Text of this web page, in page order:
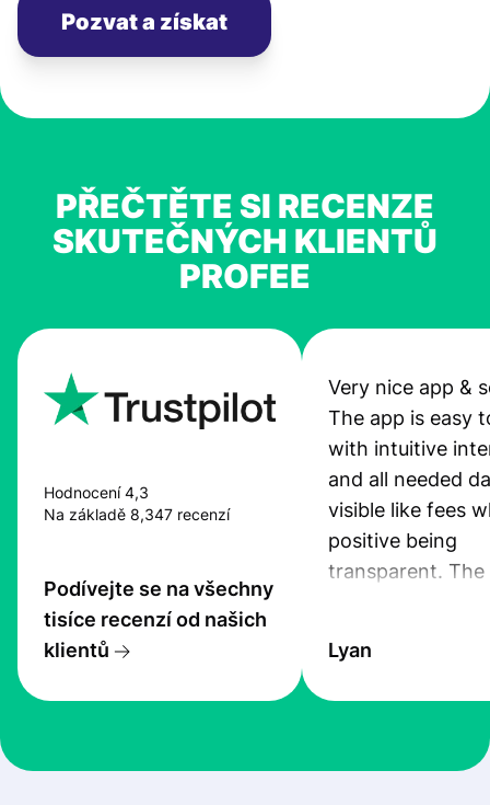
Pozvat a získat
PŘEČTĚTE SI RECENZE
SKUTEČNÝCH KLIENTŮ
PROFEE
Hodnocení 4,3
Na základě 8,347 recenzí
Podívejte se na všechny
tisíce recenzí od našich
klientů
Very nice app &
The app is easy
with intuitive
and all needed
visible like fees
positive being
transparent. The
the exchange
at Profee is very
Lyan